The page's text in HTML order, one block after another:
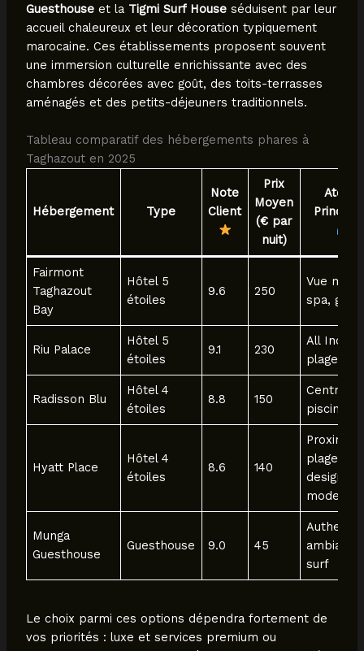
Guesthouseet la Tigmi Surf Houseséduisent par leur
accueil chaleureux et leur décoration typiquement
marocaine. Ces établissements proposent souvent
une immersion culturelle enrichissante avec des
chambres décorées avec goût, des toits-terrasses
aménagés et des petits-déjeuners traditionnels.
Tableau comparatif des hébergements phares à
Taghazout en 2025
Hébergement Type
Note
Client
Prix
Moyen
(€ par
nuit)
Atouts
Fairmont
Taghazout
Bay
Hôtel 5
étoiles
9.6 250
Vue mer,
spa, golf
Riu Palace
Hôtel 5
étoiles
9.1 230
All
plage
Radisson Blu
Hôtel 4
étoiles
8.8 150
Centre
piscine
Hyatt Place
Hôtel 4
étoiles
8.6 140
Proximité
plage,
design
moderne
Munga
Guesthouse
Guesthouse 9.0 45
ambiance
surf
Le choix parmi ces options dépendra fortement de
vos priorités : luxe et services premium ou